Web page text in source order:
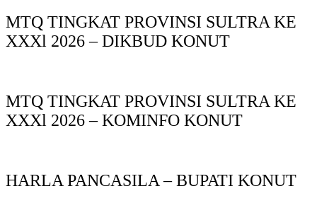
MTQ TINGKAT PROVINSI SULTRA KE
XXXl 2026 – DIKBUD KONUT
MTQ TINGKAT PROVINSI SULTRA KE
XXXl 2026 – KOMINFO KONUT
HARLA PANCASILA – BUPATI KONUT